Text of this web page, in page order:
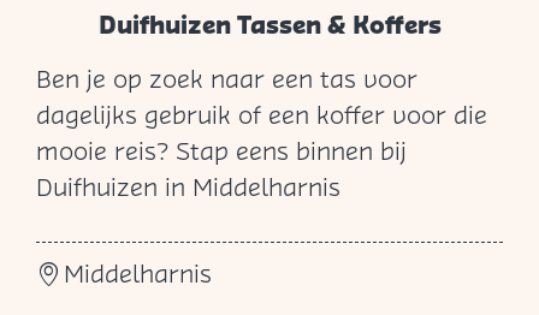
d
i
j
k
Duifhuizen Tassen & Koffers
D
u
i
f
h
u
Ben je op zoek naar een tas voor
dagelijks gebruik of een koffer voor die
mooie reis? Stap eens binnen bij
Duifhuizen in Middelharnis
Middelharnis